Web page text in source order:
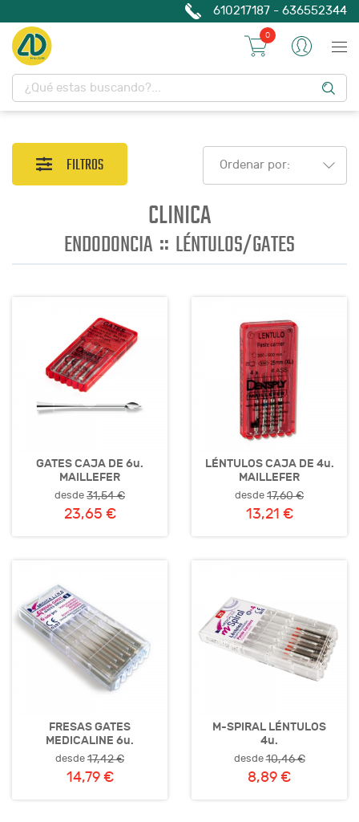
610217187 - 636552344
0
FILTROS Ordenar por:
CLINICA
ENDODONCIA :: LÉNTULOS/GATES
GATES CAJA DE 6u.
MAILLEFER
desde31,54 €
23,65 €
LÉNTULOS CAJA DE 4u.
MAILLEFER
desde17,60 €
13,21 €
FRESAS GATES
MEDICALINE 6u.
desde17,42 €
14,79 €
M-SPIRAL LÉNTULOS
4u.
desde10,46 €
8,89 €